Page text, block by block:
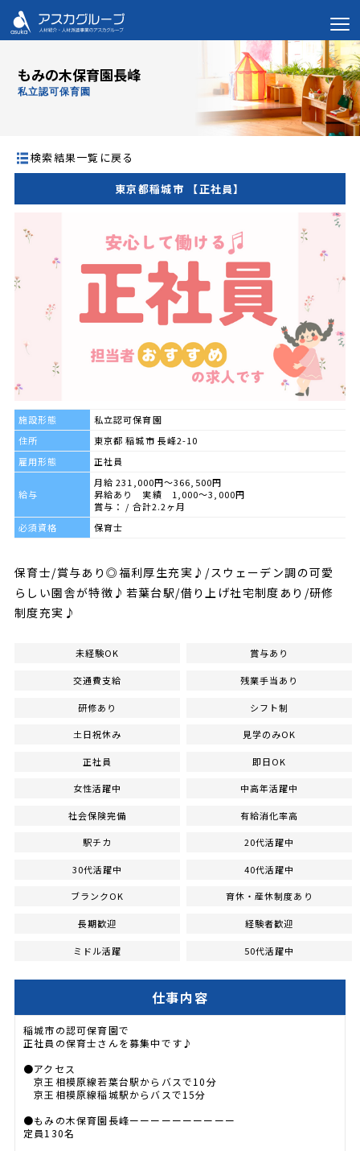
もみの木保育園長峰
私立認可保育園
検索結果一覧に戻る
東京都稲城市 【正社員】
施設形態
私立認可保育園
住所
東京都 稲城市 長峰2-10
雇用形態
正社員
給与
月給 231,000円～366,500円
昇給あり 実績 1,000～3,000円
賞与： / 合計2.2ヶ月
必須資格
保育士
保育士/賞与あり◎福利厚生充実♪/スウェーデン調の可愛
らしい園舎が特徴♪若葉台駅/借り上げ社宅制度あり/研修
制度充実♪
未経験OK 賞与あり
交通費支給 残業手当あり
研修あり シフト制
土日祝休み 見学のみOK
正社員 即日OK
女性活躍中 中高年活躍中
社会保険完備 有給消化率高
駅チカ 20代活躍中
30代活躍中 40代活躍中
ブランクOK 育休・産休制度あり
長期歓迎 経験者歓迎
ミドル活躍 50代活躍中
仕事内容
稲城市の認可保育園で
正社員の保育士さんを募集中です♪
●アクセス
京王相模原線若葉台駅からバスで10分
京王相模原線稲城駅からバスで15分
●もみの木保育園長峰ーーーーーーーーーー
定員130名